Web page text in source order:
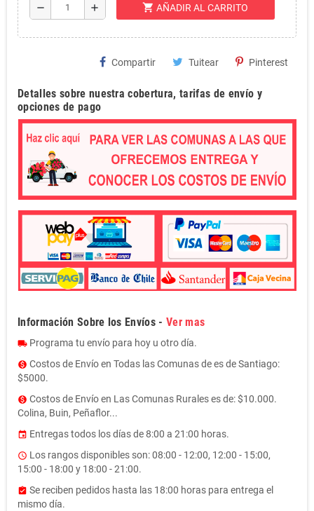
remove add shopping_cart AÑADIR AL CARRITO
Compartir Tuitear Pinterest
Detalles sobre nuestra cobertura, tarifas de envío y
opciones de pago
Información Sobre los Envíos -Ver mas
local_shipping Programa tu envío para hoy u otro día.
monetization_on Costos de Envío en Todas las Comunas de es de Santiago:
$5000.
monetization_on Costos de Envío en Las Comunas Rurales es de: $10.000.
Colina, Buin, Peñaflor...
event Entregas todos los días de 8:00 a 21:00 horas.
access_time Los rangos disponibles son: 08:00 - 12:00, 12:00 - 15:00,
15:00 - 18:00 y 18:00 - 21:00.
assignment_turned_in Se reciben pedidos hasta las 18:00 horas para entrega el
mismo día.